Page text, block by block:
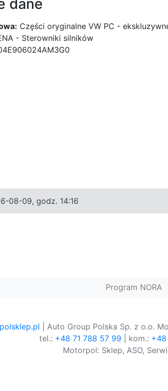
dane
Części oryginalne VW PC -
- Sterowniki silników
08-09, godz. 14:16
Program NORA
| Auto Group Polska Sp. z o.o.
tel.: +48 71 788 57 99 | kom.: +48
Motorpol: Sklep, ASO,